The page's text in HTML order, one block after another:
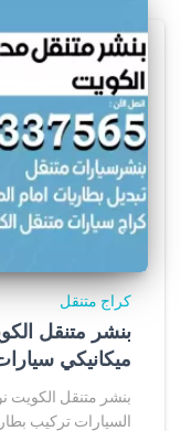
كراج متنقل
ميكانيكي
بنشر متنقل الكويت
السيارات تركيب